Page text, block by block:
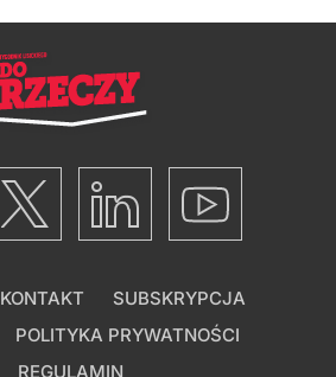
KONTAKT
SUBSKRYPCJA
POLITYKA PRYWATNOŚCI
REGULAMIN